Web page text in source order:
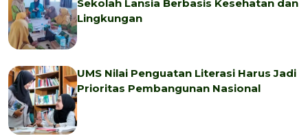
Sekolah Lansia Berbasis Kesehatan dan
Lingkungan
UMS Nilai Penguatan Literasi Harus Jadi
Prioritas Pembangunan Nasional